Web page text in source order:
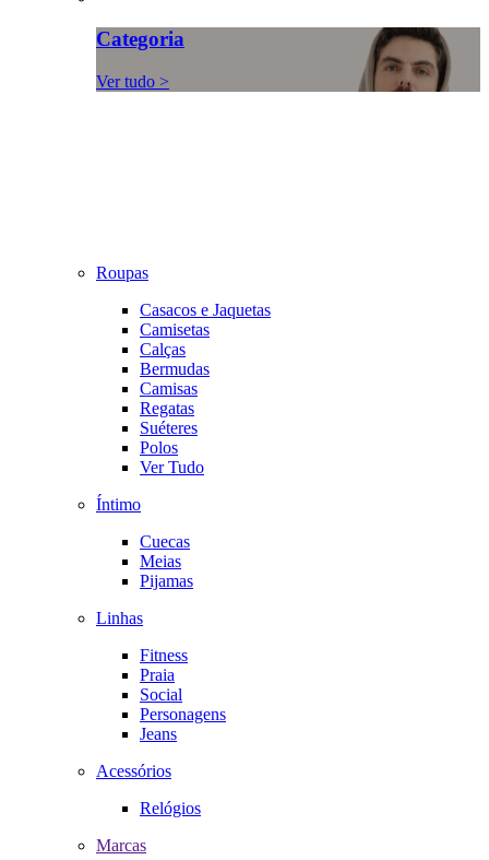
Categoria
Ver tudo >
Roupas
Casacos e Jaquetas
Camisetas
Calças
Bermudas
Camisas
Regatas
Suéteres
Polos
Ver Tudo
Íntimo
Cuecas
Meias
Pijamas
Linhas
Fitness
Praia
Social
Personagens
Jeans
Acessórios
Relógios
Marcas